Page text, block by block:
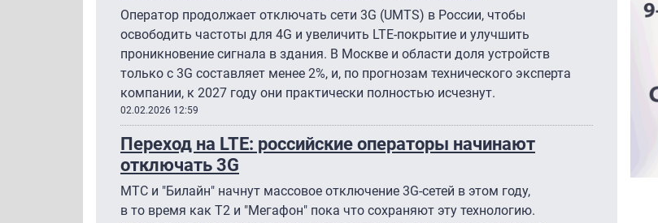
Оператор продолжает отключать сети 3G (UMTS) в России, чтобы
освободить частоты для 4G и увеличить LTE-покрытие и улучшить
проникновение сигнала в здания. В Москве и области доля устройств
только с 3G составляет менее 2%, и, по прогнозам технического эксперта
компании, к 2027 году они практически полностью исчезнут.
02.02.2026 12:59
Переход на LTE: российские операторы начинают
отключать 3G
МТС и "Билайн" начнут массовое отключение 3G-сетей в этом году,
в то время как T2 и "Мегафон" пока что сохраняют эту технологию.